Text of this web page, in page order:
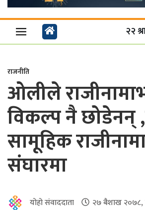
२२
राजनीति
ओलीले
विकल्प नै छोडेनन्
सामूहिक
संघारमा
योहो संवाददाता २७ बैशाख २०७८,